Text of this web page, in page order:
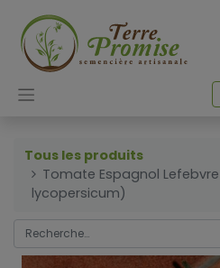
Tous les produits
Tomate Espagnol
lycopersicum)